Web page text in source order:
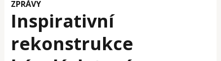
ZPRÁVY
Inspirativní
rekonstrukce